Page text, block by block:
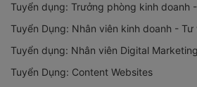
Tuyển dụng: Trưởng phòng kinh doanh
Tuyển Dụng: Nhân viên kinh doanh - Tư
Tuyển dụng: Nhân viên Digital Marketing
Tuyển Dụng: Content Websites